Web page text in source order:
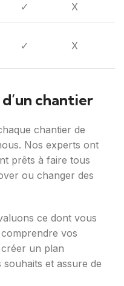
✓ X
✓ X
chantier
chantier de
Nos experts ont
prêts à faire tous
ou changer des
ce dont vous
vos
un plan
et assure de